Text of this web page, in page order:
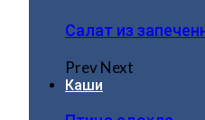
Салат из
PrevNext
Каши